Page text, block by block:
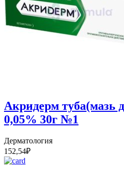
Акридерм туба(мазь
0,05% 30г №1
Дерматология
152,54₽